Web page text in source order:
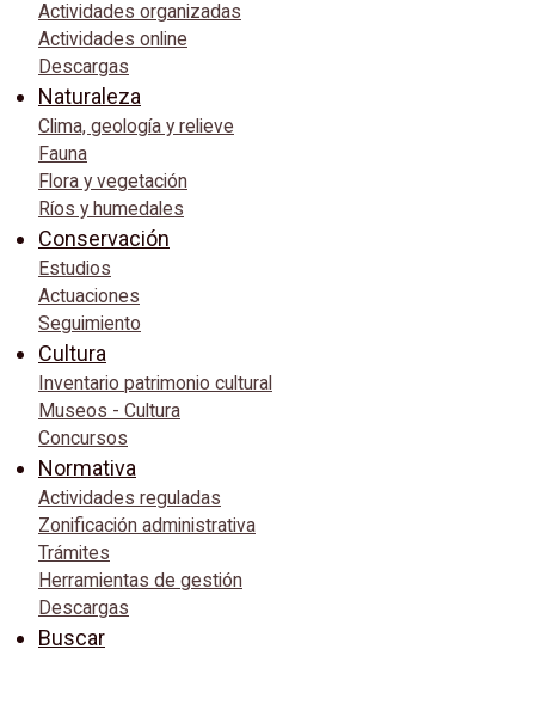
Actividades organizadas
Actividades online
Descargas
Naturaleza
Clima, geología y relieve
Fauna
Flora y vegetación
Ríos y humedales
Conservación
Estudios
Actuaciones
Seguimiento
Cultura
Inventario patrimonio cultural
Museos - Cultura
Concursos
Normativa
Actividades reguladas
Zonificación administrativa
Trámites
Herramientas de gestión
Descargas
Buscar